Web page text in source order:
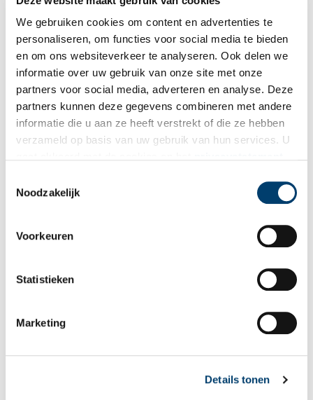
We gebruiken cookies om content en advertenties te
personaliseren, om functies voor social media te bieden
en om ons websiteverkeer te analyseren. Ook delen we
informatie over uw gebruik van onze site met onze
partners voor social media, adverteren en analyse. Deze
partners kunnen deze gegevens combineren met andere
informatie die u aan ze heeft verstrekt of die ze hebben
verzameld op basis van uw gebruik van hun services. U
Noodzakelijk
Voorkeuren
Statistieken
Marketing
Details tonen
komen weer ten goede aan andere bedeelde gemeenteleden.
Het Blokshofje is sinds 1968 niet meer als zodanig in gebruik. De
Doopsgezinde Gemeente Haarlem verkocht het hofje in 1970.
Publicatiedatum: 08/06/2011
Wilt u op de hoogte blijven van de mooiste verhalen en het
Vul deze informatie aan of geef een reactie.